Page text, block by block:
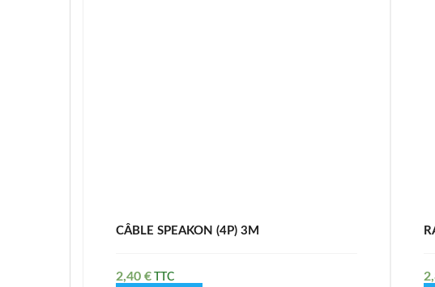
CÂBLE SPEAKON (4P) 3M
2,40 €